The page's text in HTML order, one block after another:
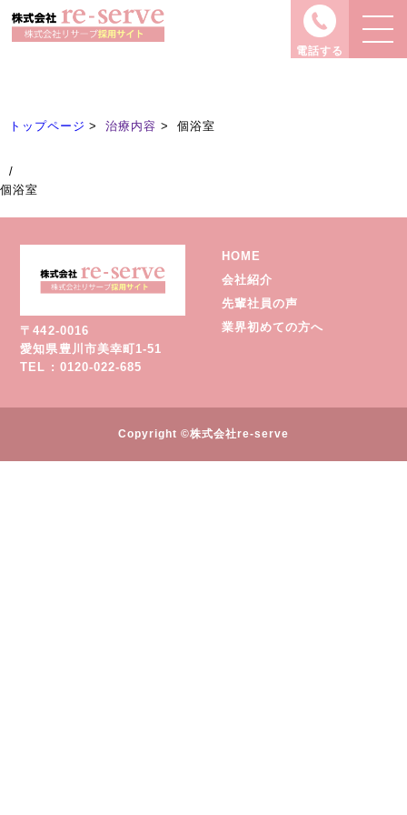
電話する
Treatment
トップページ 治療内容 個浴室
/
個浴室
〒442-0016
愛知県豊川市美幸町1-51
TEL : 0120-022-685
HOME
会社紹介
先輩社員の声
業界初めての方へ
Copyright ©株式会社re-serve